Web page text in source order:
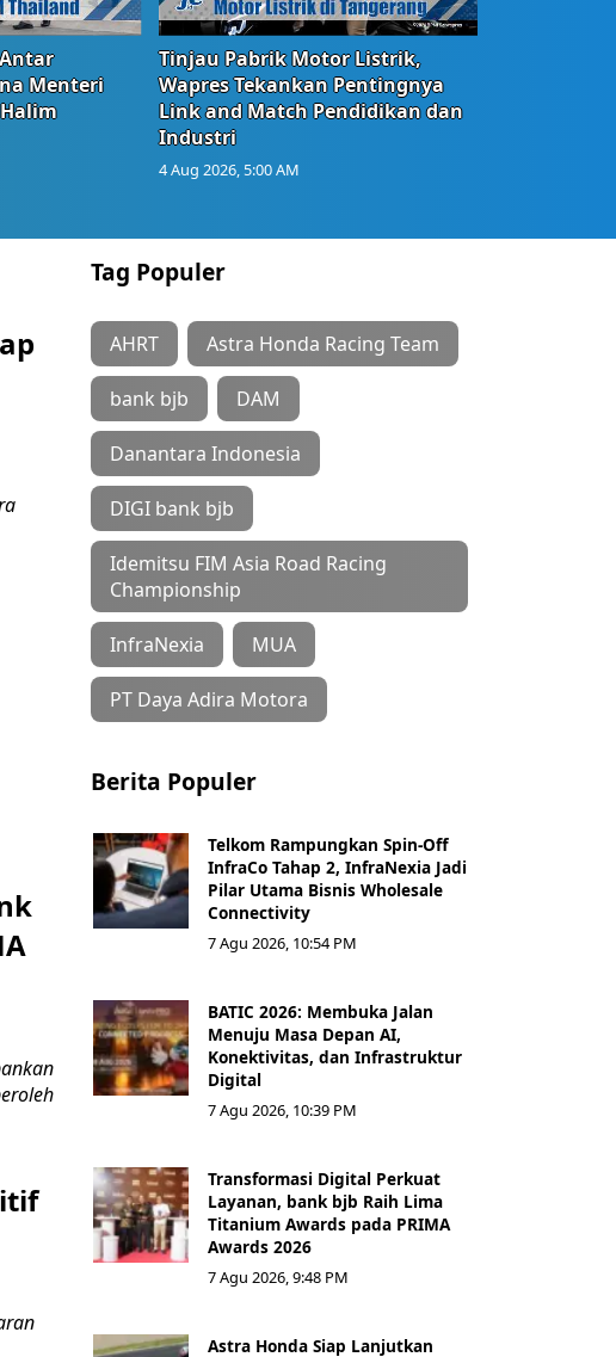
Menteri
Tinjau Pabrik Motor Listrik,
Wapres Tekankan Pentingnya
Link and Match Pendidikan dan
Industri
4 Aug 2026, 5:00 AM
Tag Populer
AHRT Astra Honda Racing Team
bank bjb DAM
Danantara Indonesia
DIGI bank bjb
Idemitsu FIM Asia Road Racing
Championship
InfraNexia MUA
PT Daya Adira Motora
Berita Populer
Telkom Rampungkan Spin-Off
InfraCo Tahap 2, InfraNexia Jadi
Pilar Utama Bisnis Wholesale
Connectivity
7 Agu 2026, 10:54 PM
BATIC 2026: Membuka Jalan
Menuju Masa Depan AI,
Konektivitas, dan Infrastruktur
Digital
7 Agu 2026, 10:39 PM
Transformasi Digital Perkuat
Layanan, bank bjb Raih Lima
Titanium Awards pada PRIMA
Awards 2026
7 Agu 2026, 9:48 PM
Astra Honda Siap Lanjutkan